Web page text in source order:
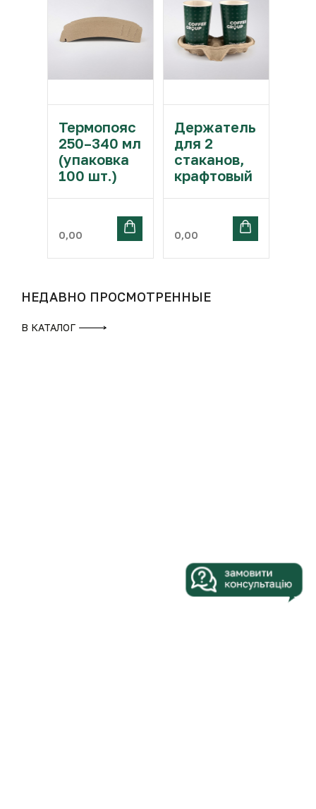
Термопояс
250–340 мл
(упаковка
100 шт.)
0,00
Держатель
для 2
стаканов,
крафтовый
0,00
НЕДАВНО ПРОСМОТРЕННЫЕ
В КАТАЛОГ